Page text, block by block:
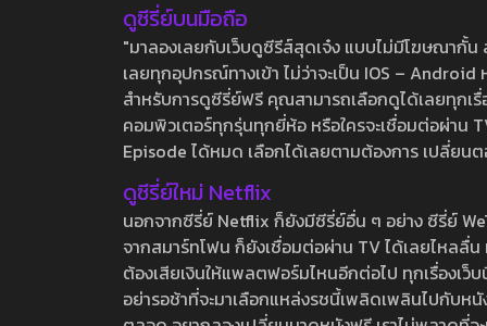
ดูซีรี่ย์บนมือถือ
"มาลองเลยกับเว็บดูซีรีส์สุดเจ๋ง แบบไม่มีโฆษณากั้
เลยทุกอุปกรณ์ทางเข้า ไม่ว่าจะเป็น IOS –
สำหรับการดูซีรี่ย์ฟรี คุณสามารถเลือกดูได้เลยทุกเ
คอมพิวเตอร์ทุกรุ่นทุกยี่ห้อ หรือใครจะเชื่อมต่อผ่าน
Episode ได้หมด เลือกได้เลยตามต้องการ เปลี่ยน
ดูซีรี่ย์ใหม่ Netflix
นอกจากซีรี่ย์ Netflix ก็ยังมีซีรี่ย์อื่น ๆ อย่าง ซีรี่ย์
จากสมาร์ทโฟน ก็ยังเชื่อมต่อผ่าน TV ได้เลยไหลลื่
ต้องเสียเงินให้แพลตฟอร์มไหนอีกต่อไป ทุกเรื่องเว็
อย่ารอช้าที่จะมาเลือกแหล่งรชนี้เพลิดเพลินไปกับห